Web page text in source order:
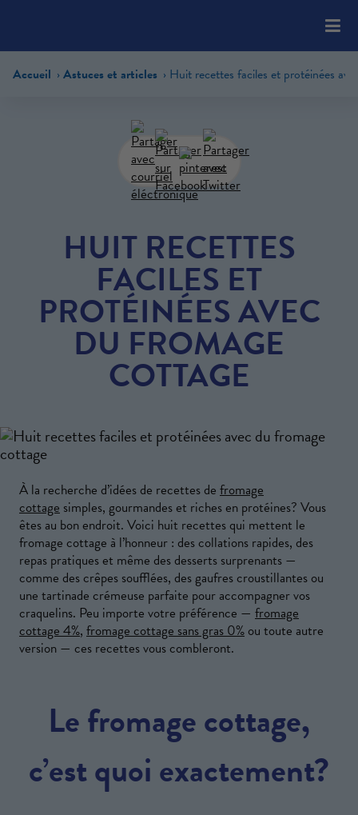
includes
Accueil Astuces et articles
HUIT RECETTES
FACILES ET
PROTÉINÉES AVEC
DU FROMAGE
COTTAGE
À la recherche d’idées de recettes de fromage
cottage simples, gourmandes et riches en protéines? Vous
êtes au bon endroit. Voici huit recettes qui mettent le
fromage cottage à l’honneur : des collations rapides, des
repas pratiques et même des desserts surprenants —
comme des crêpes soufflées, des gaufres croustillantes ou
une tartinade crémeuse parfaite pour accompagner vos
craquelins. Peu importe votre préférence — fromage
cottage 4%, fromage cottage sans gras 0% ou toute autre
version — ces recettes vous combleront.
Le fromage cottage,
c’est quoi exactement?